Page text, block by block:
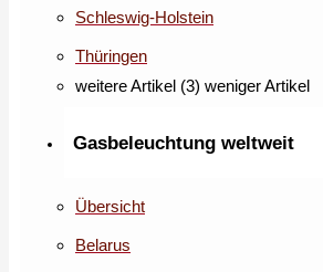
Schleswig-Holstein
Thüringen
weitere Artikel (3) weniger Artikel
Gasbeleuchtung weltweit
Übersicht
Belarus